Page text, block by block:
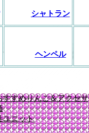
シャトラン
ヘンペル
すすめりんご＆アクセサ
ユニット